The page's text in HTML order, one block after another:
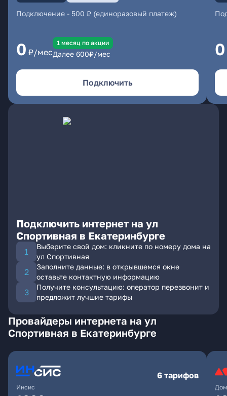
Подключение - 500 ₽ (единоразовый платеж)
0 ₽/мес
1 месяц по акции
Далее 600₽/мес
Подключить
0
Подключить интернет на ул
Спортивная в Екатеринбурге
Выберите свой дом: кликните по номеру дома на
ул Спортивная
Заполните данные: в открывшемся окне
оставьте контактную информацию
Получите консультацию: оператор перезвонит и
предложит лучшие тарифы
Провайдеры интернета на ул
Спортивная в Екатеринбурге
Инсис
6 тарифов